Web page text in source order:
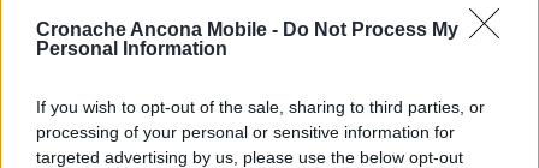
Cronache Ancona Mobile - Do Not Process My
Personal Information
If you wish to opt-out of the sale, sharing to third parties, or
processing of your personal or sensitive information for
targeted advertising by us, please use the below opt-out
Vai alla home